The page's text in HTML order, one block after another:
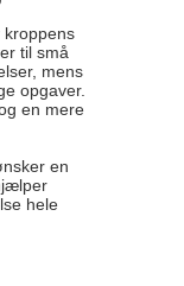
kroppens
til små
mens
opgaver.
en mere
en
hele